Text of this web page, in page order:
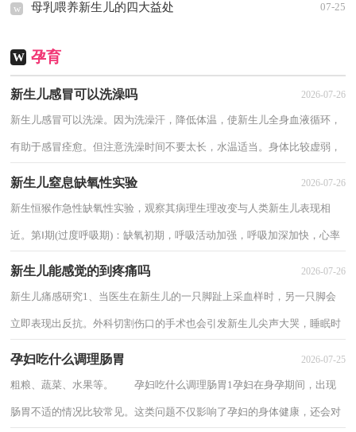
w 母乳喂养新生儿的四大益处 07-25
W 孕育
新生儿感冒可以洗澡吗 2026-07-26
新生儿感冒可以洗澡。因为洗澡汗，降低体温，使新生儿全身血液循环，
有助于感冒痊愈。但注意洗澡时间不要太长，水温适当。身体比较虚弱，
洗澡时间过长会消耗身体的能量，反而会加重感冒...
新生儿窒息缺氧性实验 2026-07-26
新生恒猴作急性缺氧性实验，观察其病理生理改变与人类新生儿表现相
近。第Ⅰ期(过度呼吸期)：缺氧初期，呼吸活动加强，呼吸加深加快，心率
稍增快，血压上升伴轻度呼吸性酸中毒，血pH&gt;7.25，...
新生儿能感觉的到疼痛吗 2026-07-26
新生儿痛感研究1、当医生在新生儿的一只脚趾上采血样时，另一只脚会
立即表现出反抗。外科切割伤口的手术也会引发新生儿尖声大哭，睡眠时
的针刺会唤醒半数以上的新生儿，并且他们...
孕妇吃什么调理肠胃 2026-07-25
粗粮、蔬菜、水果等。 孕妇吃什么调理肠胃1孕妇在身孕期间，出现
肠胃不适的情况比较常见。这类问题不仅影响了孕妇的身体健康，还会对